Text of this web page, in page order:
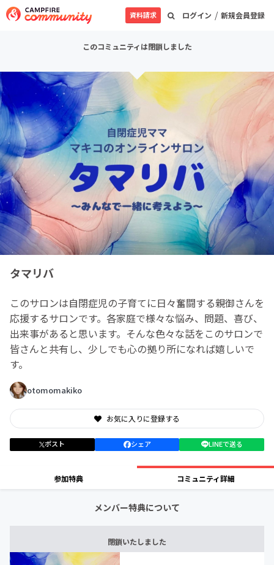
ログイン / 新規会員登録
資料請求
このコミュニティは閉鎖しました
タマリバ
このサロンは自閉症児の子育てに日々奮闘する親御さんを
応援するサロンです。各家庭で様々な悩み、問題、喜び、
出来事があると思います。そんな色々な話をこのサロンで
皆さんと共有し、少しでも心の拠り所になれば嬉しいで
す。
otomomakiko
お気に入りに登録する
ポスト シェア LINEで送る
参加特典 コミュニティ詳細
メンバー特典について
閉鎖いたしました